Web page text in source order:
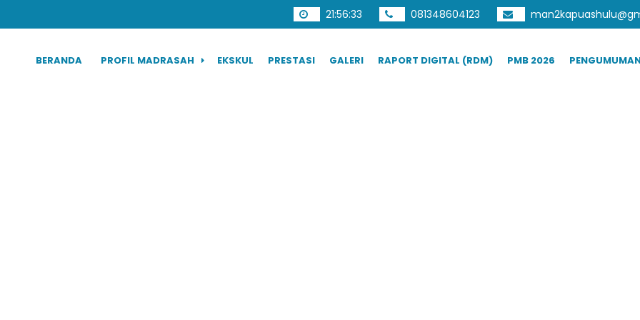
21:56:34 081348604123
BERANDA PROFIL MADRASAH EKSKUL PRESTASI GALERI RAPORT DIGITAL (RDM) PMB 2026